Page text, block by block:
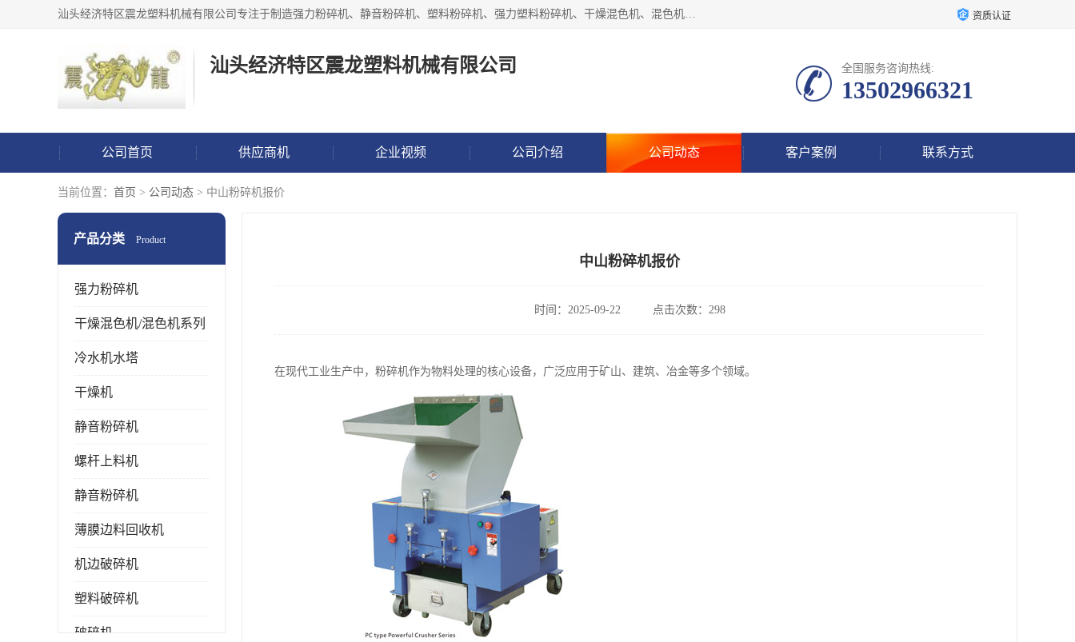
汕头经济特区震龙塑料机械有限公司专注于制造强力粉碎机、静音粉碎机、塑料粉碎机、强力塑料粉碎机、干燥混色机、混色机、冷水机、上料机等塑料辅助机械。 资质认证
汕头经济特区震龙塑料机械有限公司 全国服务咨询热线:
13502966321
公司首页 供应商机 企业视频 公司介绍 公司动态 客户案例 联系方式
当前位置： 首页 > 公司动态 > 中山粉碎机报价
产品分类 Product
强力粉碎机
干燥混色机/混色机系列
冷水机水塔
干燥机
静音粉碎机
螺杆上料机
静音粉碎机
薄膜边料回收机
机边破碎机
塑料破碎机
破碎机
中山粉碎机报价
时间：2025-09-22 点击次数：298
在现代工业生产中，粉碎机作为物料处理的核心设备，广泛应用于矿山、建筑、冶金等多个领域。